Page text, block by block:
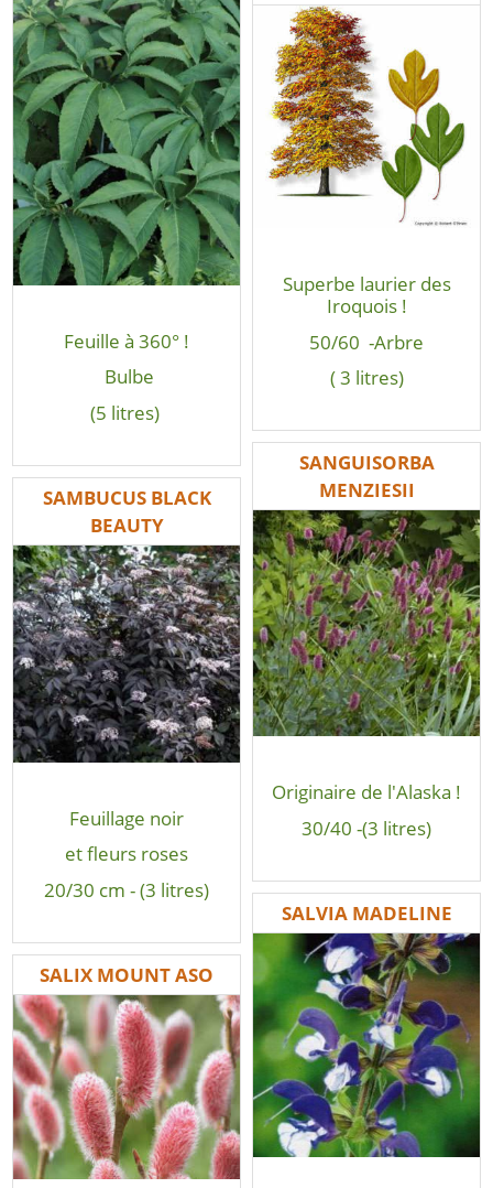
Feuille à 360° !
Bulbe
(5 litres)
Superbe laurier des
Iroquois !
50/60 -Arbre
( 3 litres)
SANGUISORBA
MENZIESII
Originaire de l'Alaska !
30/40 -(3 litres)
SAMBUCUS BLACK
BEAUTY
Feuillage noir
et fleurs roses
20/30 cm - (3 litres)
SALVIA MADELINE
SALIX MOUNT ASO